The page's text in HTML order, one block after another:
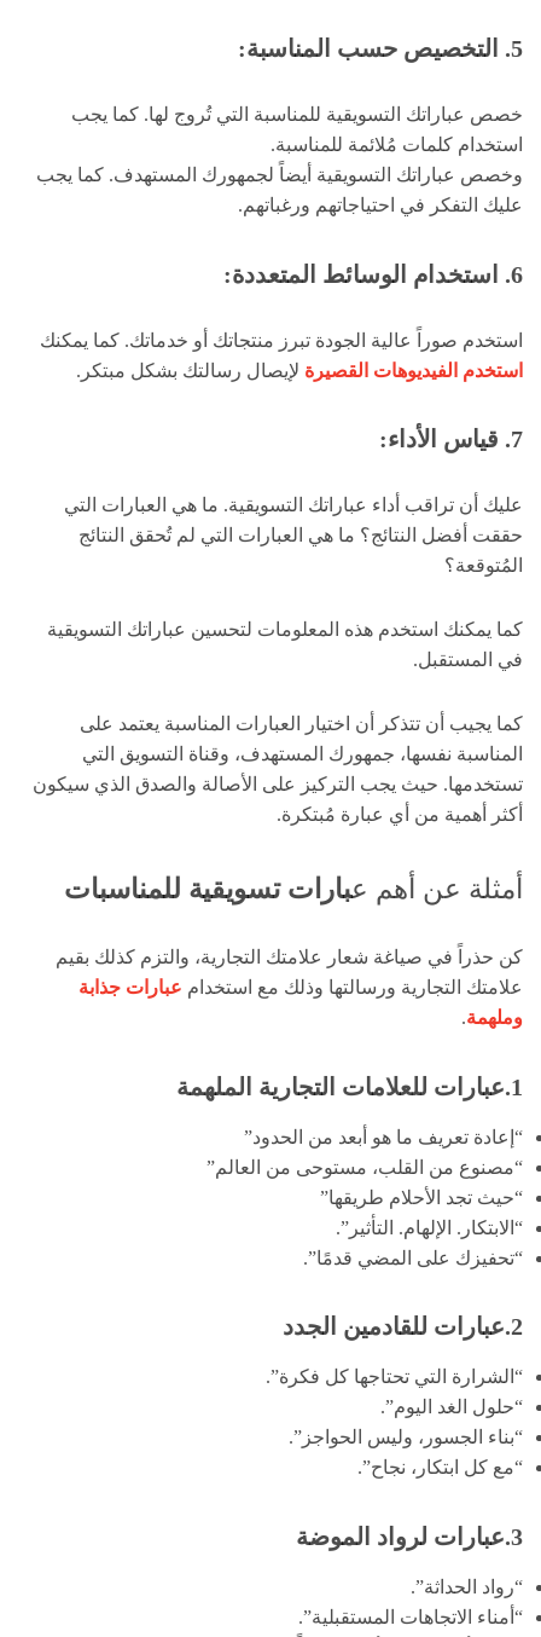
5. التخصيص حسب المناسبة:
خصص عباراتك التسويقية للمناسبة التي تُروج لها. كما يجب
استخدام كلمات مُلائمة للمناسبة.
وخصص عباراتك التسويقية أيضاً لجمهورك المستهدف. كما يجب
عليك التفكر في احتياجاتهم ورغباتهم.
6. استخدام الوسائط المتعددة:
استخدم صوراً عالية الجودة تبرز منتجاتك أو خدماتك. كما يمكنك
استخدم الفيديوهات القصيرة لإيصال رسالتك بشكل مبتكر.
7. قياس الأداء:
عليك أن تراقب أداء عباراتك التسويقية. ما هي العبارات التي
حققت أفضل النتائج؟ ما هي العبارات التي لم تُحقق النتائج
المُتوقعة؟
كما يمكنك استخدم هذه المعلومات لتحسين عباراتك التسويقية
في المستقبل.
كما يجيب أن تتذكر أن اختيار العبارات المناسبة يعتمد على
المناسبة نفسها، جمهورك المستهدف، وقناة التسويق التي
تستخدمها. حيث يجب التركيز على الأصالة والصدق الذي سيكون
أكثر أهمية من أي عبارة مُبتكرة.
أمثلة عن أهم عبارات تسويقية للمناسبات
كن حذراً في صياغة شعار علامتك التجارية، والتزم كذلك بقيم
علامتك التجارية ورسالتها وذلك مع استخدام عبارات جذابة
وملهمة.
1.عبارات للعلامات التجارية الملهمة
“إعادة تعريف ما هو أبعد من الحدود”
“مصنوع من القلب، مستوحى من العالم”
“حيث تجد الأحلام طريقها”
“الابتكار. الإلهام. التأثير”.
“تحفيزك على المضي قدمًا”.
2.عبارات للقادمين الجدد
“الشرارة التي تحتاجها كل فكرة”.
“حلول الغد اليوم”.
“بناء الجسور، وليس الحواجز”.
“مع كل ابتكار، نجاح”.
3.عبارات لرواد الموضة
“رواد الحداثة”.
“أمناء الاتجاهات المستقبلية”.